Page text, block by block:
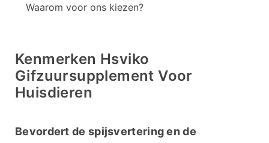
Waarom voor ons kiezen?
Kenmerken Hsviko
Gifzuursupplement Voor
Huisdieren
Bevordert de spijsvertering en de